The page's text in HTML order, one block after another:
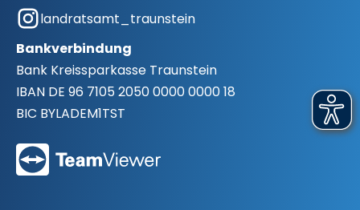
landratsamt_traunstein
Bankverbindung
Bank Kreissparkasse Traunstein
IBAN DE 96 7105 2050 0000 0000 18
BIC BYLADEM1TST